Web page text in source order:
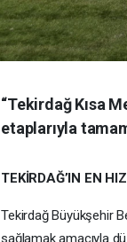
“Tekirdağ Kısa
etaplarıyla
TEKİRDAĞ’IN EN
Tekirdağ Büyükşehir
sağlamak amacıyla